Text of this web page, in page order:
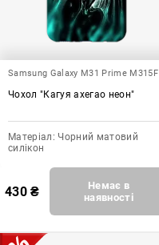
Samsung Galaxy M31 Prime M315F
Чохол "Кагуя ахегао неон"
Матеріал: Чорний матовий
силікон
430₴
Немає в
наявності